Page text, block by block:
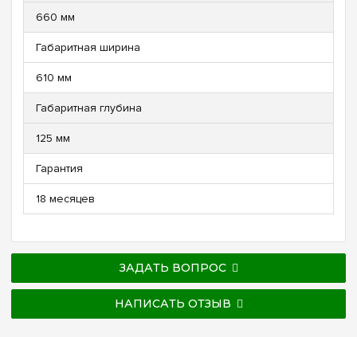
660 мм
Габаритная ширина
610 мм
Габаритная глубина
125 мм
Гарантия
18 месяцев
ЗАДАТЬ ВОПРОС
НАПИСАТЬ ОТЗЫВ